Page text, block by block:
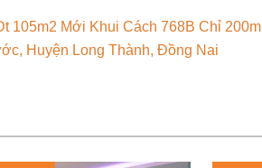
105m2 Mới Khui Cách 768B Chỉ 200m
Huyện Long Thành, Đồng Nai